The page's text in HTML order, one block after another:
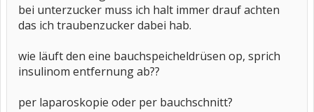
bei unterzucker muss ich halt immer drauf achten
das ich traubenzucker dabei hab.
wie läuft den eine bauchspeicheldrüsen op, sprich
insulinom entfernung ab??
per laparoskopie oder per bauchschnitt?